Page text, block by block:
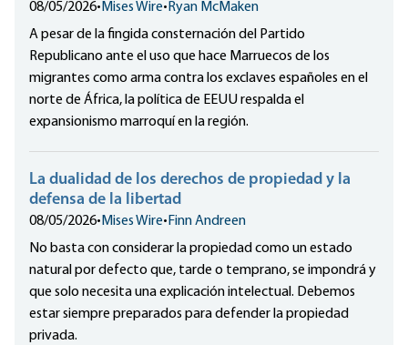
08/05/2026• Mises Wire• Ryan McMaken
A pesar de la fingida consternación del Partido
Republicano ante el uso que hace Marruecos de los
migrantes como arma contra los exclaves españoles en el
norte de África, la política de EEUU respalda el
expansionismo marroquí en la región.
La dualidad de los derechos de propiedad y la
defensa de la libertad
08/05/2026• Mises Wire• Finn Andreen
No basta con considerar la propiedad como un estado
natural por defecto que, tarde o temprano, se impondrá y
que solo necesita una explicación intelectual. Debemos
estar siempre preparados para defender la propiedad
privada.